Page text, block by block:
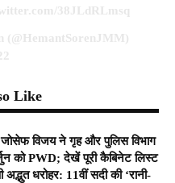
38JLdRLmsq
(@HemantSorenJMM)
Like
विजय ने गृह और पुलिस विभाग
को PWD; देखें पूरी कैबिनेट लिस्ट
धरोहर: 11वीं सदी की ‘रानी-